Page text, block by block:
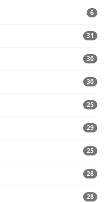
6
31
30
30
25
29
25
28
28